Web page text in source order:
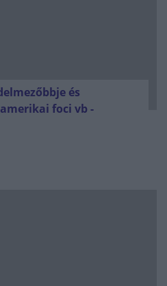
és
foci vb -